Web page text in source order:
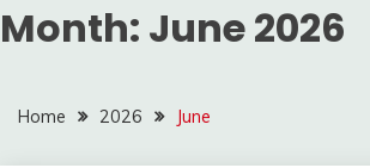
Month: June 2026
Home 2026 June